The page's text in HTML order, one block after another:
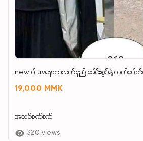
new ပါ uvနေကာလက်ရှည် ခေါင်းစွပ်နဲ့ လက်ပေါက်
19,000 MMK
အသစ်စက်စက်
320 views